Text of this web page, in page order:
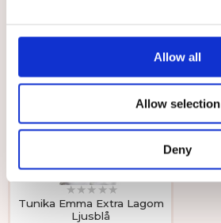
Allow all
Allow selection
Deny
Välj storlek
Tunika Emma Extra Lagom
Ljusblå
★★★★★